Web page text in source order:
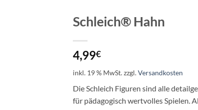
Schleich® Hahn
4,99€
inkl. 19 % MwSt.zzgl.Versandkosten
Die Schleich Figuren sind alle
für pädagogisch wertvolles Spielen.